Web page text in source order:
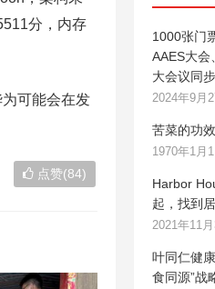
分，内存
可能会在发
点赞(84)
1000张门
AAES大会
大会议同
2024年9月
苦菜的功
1970年1月1
Harbor
起，找到
2021年11月
叶同仁健
食同源”战